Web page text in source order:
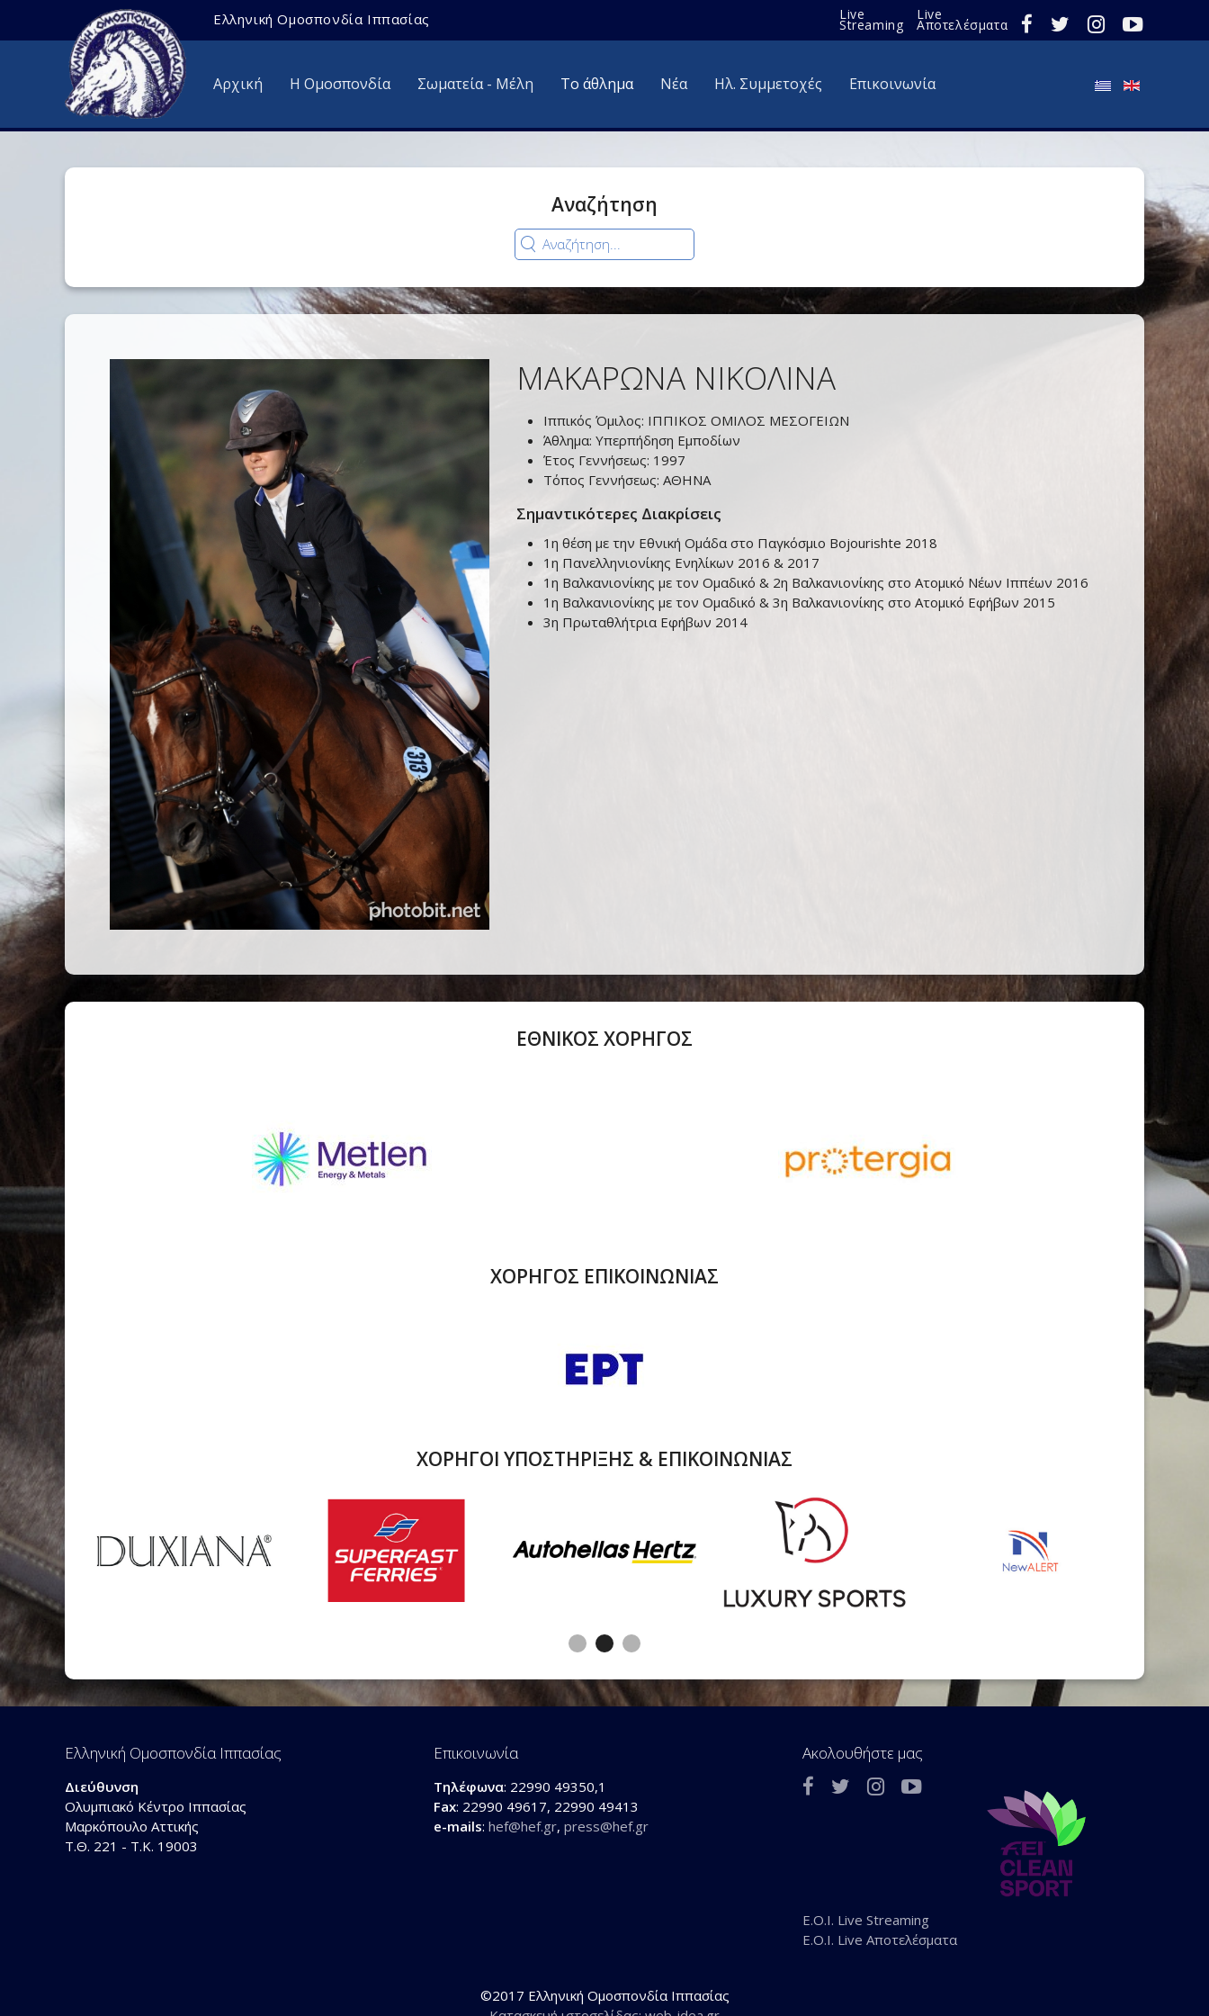
Ελληνική Ομοσπονδία Ιππασίας Live
Streaming
Live
Αποτελέσματα
Αρχική Η Ομοσπονδία Σωματεία - Μέλη Το άθλημα Νέα Ηλ. Συμμετοχές Επικοινωνία
Αναζήτηση
ΜΑΚΑΡΩΝΑ ΝΙΚΟΛΙΝΑ
Ιππικός Όμιλος: ΙΠΠΙΚΟΣ ΟΜΙΛΟΣ ΜΕΣΟΓΕΙΩΝ
Άθλημα: Υπερπήδηση Εμποδίων
Έτος Γεννήσεως: 1997
Τόπος Γεννήσεως: ΑΘΗΝΑ
Σημαντικότερες Διακρίσεις
1η θέση με την Εθνική Ομάδα στο Παγκόσμιο Bojourishte 2018
1η Πανελληνιονίκης Ενηλίκων 2016 & 2017
1η Βαλκανιονίκης με τον Ομαδικό & 2η Βαλκανιονίκης στο Ατομικό Νέων Ιππέων 2016
1η Βαλκανιονίκης με τον Ομαδικό & 3η Βαλκανιονίκης στο Ατομικό Eφήβων 2015
3η Πρωταθλήτρια Εφήβων 2014
ΕΘΝΙΚΟΣ ΧΟΡΗΓΟΣ
ΧΟΡΗΓΟΣ ΕΠΙΚΟΙΝΩΝΙΑΣ
ΧΟΡΗΓΟΙ ΥΠΟΣΤΗΡΙΞΗΣ & ΕΠΙΚΟΙΝΩΝΙΑΣ
Ελληνική Ομοσπονδία Ιππασίας
Διεύθυνση
Ολυμπιακό Κέντρο Ιππασίας
Μαρκόπουλο Αττικής
Τ.Θ. 221 - Τ.Κ. 19003
Επικοινωνία
Τηλέφωνα: 22990 49350,1
Fax: 22990 49617, 22990 49413
e-mails: hef@hef.gr, press@hef.gr
Ακολουθήστε μας
E.O.I. Live Streaming
E.O.I. Live Αποτελέσματα
©2017 Ελληνική Ομοσπονδία Ιππασίας